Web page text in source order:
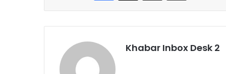
Khabar Inbox Desk 2